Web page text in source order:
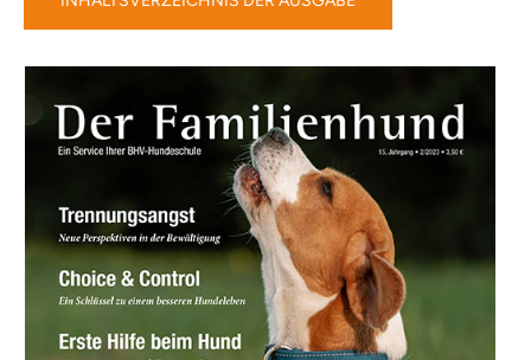
Literaturempfehlungen
Training / Ausbildung /
Erziehung / Basics
Problemtraining
Schulhund
Beschäftigung / Auslastung /
Sport
Dogdance / Rally Dogdance
Clickertraining
Dummy-Training
Mantrailing